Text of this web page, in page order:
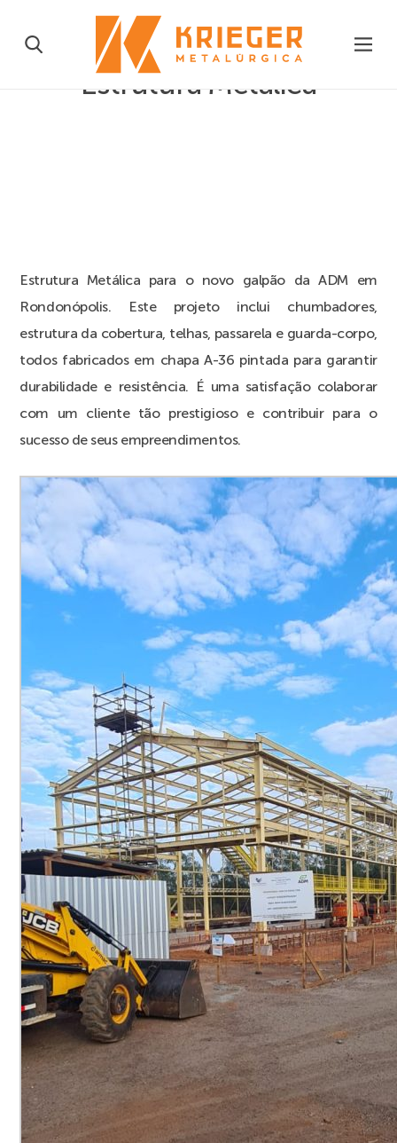
Estrutura Metálica
Estrutura Metálica para o novo galpão da ADM em
Rondonópolis. Este projeto inclui chumbadores,
estrutura da cobertura, telhas, passarela e guarda-corpo,
todos fabricados em chapa A-36 pintada para garantir
durabilidade e resistência. É uma satisfação colaborar
com um cliente tão prestigioso e contribuir para o
sucesso de seus empreendimentos.